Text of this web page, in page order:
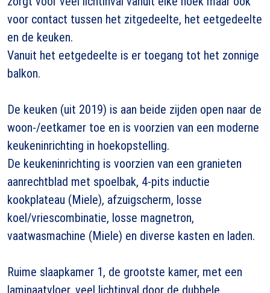
voor contact tussen het zitgedeelte, het eetgedeelte
en de keuken.
Vanuit het eetgedeelte is er toegang tot het zonnige
balkon.
De keuken (uit 2019) is aan beide zijden open naar de
woon-/eetkamer toe en is voorzien van een moderne
keukeninrichting in hoekopstelling.
De keukeninrichting is voorzien van een granieten
aanrechtblad met spoelbak, 4-pits inductie
kookplateau (Miele), afzuigscherm, losse
koel/vriescombinatie, losse magnetron,
vaatwasmachine (Miele) en diverse kasten en laden.
Ruime slaapkamer 1, de grootste kamer, met een
laminaatvloer, veel lichtinval door de dubbele